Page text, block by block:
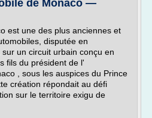
de Monaco —
est une des plus anciennes et
disputée en
un circuit urbain conçu en
fils du président de l'
, sous les auspices du Prince
création répondait au défi
sur le territoire exigu de